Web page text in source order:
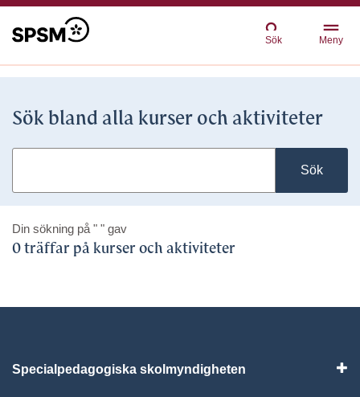
Sök Meny
Sök bland alla kurser och aktiviteter
Sök
Din sökning på " " gav
0 träffar på kurser och aktiviteter
Specialpedagogiska skolmyndigheten